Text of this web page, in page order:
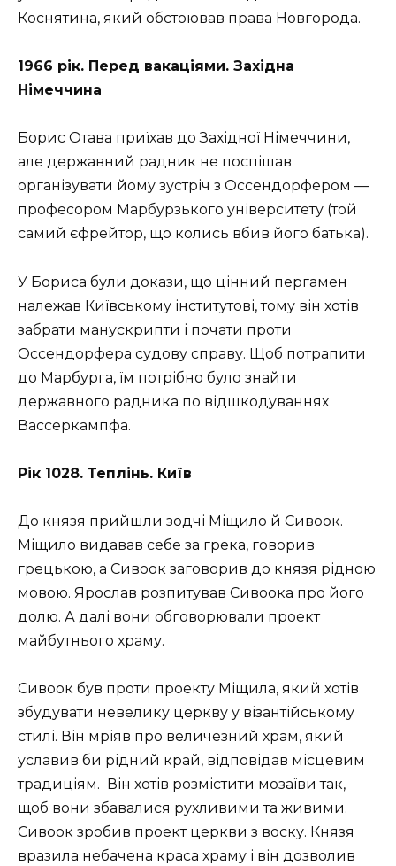
Коснятина, який обстоював права Новгорода.
1966 рік. Перед вакаціями. Західна
Німеччина
Борис Отава приїхав до Західної Німеччини,
але державний радник не поспішав
організувати йому зустріч з Оссендорфером —
професором Марбурзького університету (той
самий єфрейтор, що колись вбив його батька).
У Бориса були докази, що цінний пергамен
належав Київському інститутові, тому він хотів
забрати манускрипти і почати проти
Оссендорфера судову справу. Щоб потрапити
до Марбурга, їм потрібно було знайти
державного радника по відшкодуваннях
Вассеркампфа.
Рік 1028. Теплінь. Київ
До князя прийшли зодчі Міщило й Сивоок.
Міщило видавав себе за грека, говорив
грецькою, а Сивоок заговорив до князя рідною
мовою. Ярослав розпитував Сивоока про його
долю. А далі вони обговорювали проект
майбутнього храму.
Сивоок був проти проекту Міщила, який хотів
збудувати невелику церкву у візантійському
стилі. Він мріяв про величезний храм, який
уславив би рідний край, відповідав місцевим
традиціям. Він хотів розмістити мозаїви так,
щоб вони збавалися рухливими та живими.
Сивоок зробив проект церкви з воску. Князя
вразила небачена краса храму і він дозволив